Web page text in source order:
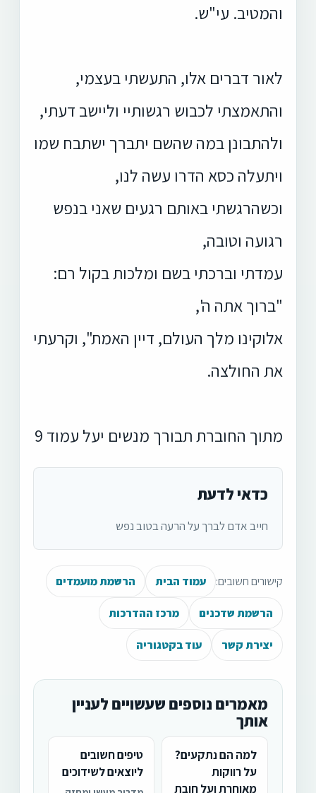
והמטיב. עי"ש.
לאור דברים אלו, התעשתי בעצמי,
והתאמצתי לכבוש רגשותיי וליישב דעתי,
ולהתבונן במה שהשם יתברך ישתבח שמו
ויתעלה כסא הדרו עשה לנו,
וכשהרגשתי באותם רגעים שאני בנפש
רגועה וטובה,
עמדתי וברכתי בשם ומלכות בקול רם:
"ברוך אתה ה',
אלוקינו מלך העולם, דיין האמת", וקרעתי
את החולצה.
מתוך החוברת תבורך מנשים יעל עמוד 9
כדאי לדעת
חייב אדם לברך על הרעה בטוב נפש
קישורים חשובים: עמוד הבית הרשמת מועמדים
הרשמת שדכנים מרכז ההדרכות
יצירת קשר עוד בקטגוריה
מאמרים נוספים שעשויים לעניין
אותך
למה הם נתקעים?
על רווקות
מאוחרת ועל חובת
טיפים חשובים
ליוצאים לשידוכים